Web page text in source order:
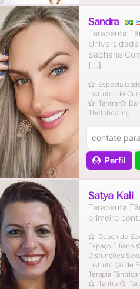
Sandra
Terapeuta
Sadhana
[...]
Instrutor de
Tantra
Thetahealing
Perfil
contate
Satya Kali
Terapeuta
primeiro
Coach de
Espaço Filiado
Disfunções
Instrutor(a) de
Terapia Tântrica
Tantra